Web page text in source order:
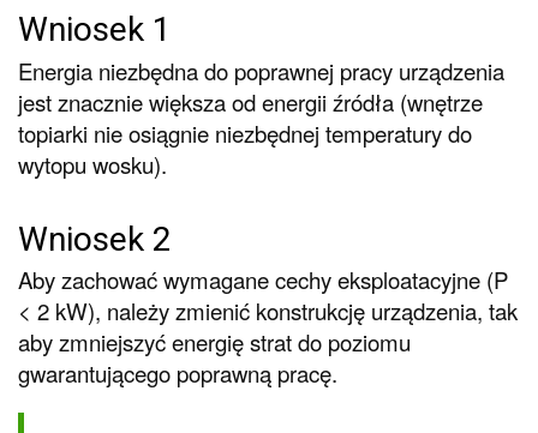
Wniosek 1
Energia niezbędna do poprawnej pracy urządzenia
jest znacznie większa od energii źródła (wnętrze
topiarki nie osiągnie niezbędnej temperatury do
wytopu wosku).
Wniosek 2
Aby zachować wymagane cechy eksploatacyjne (P
< 2 kW), należy zmienić konstrukcję urządzenia, tak
aby zmniejszyć energię strat do poziomu
gwarantującego poprawną pracę.